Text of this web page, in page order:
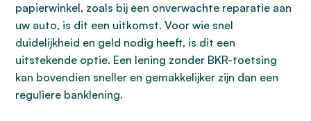
papierwinkel, zoals bij een onverwachte reparatie aan
uw auto, is dit een uitkomst. Voor wie snel
duidelijkheid en geld nodig heeft, is dit een
uitstekende optie. Een lening zonder BKR-toetsing
kan bovendien sneller en gemakkelijker zijn dan een
reguliere banklening.